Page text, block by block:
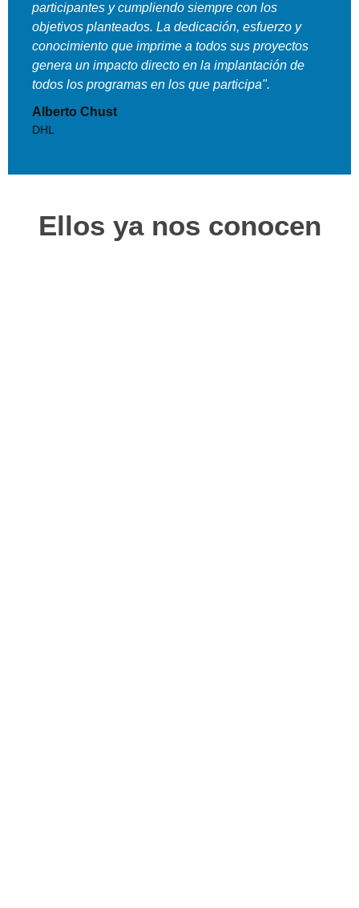
participantes y cumpliendo siempre con los
objetivos planteados. La dedicación, esfuerzo y
conocimiento que imprime a todos sus proyectos
genera un impacto directo en la implantación de
todos los programas en los que participa".
Alberto Chust
DHL
Ellos ya nos conocen